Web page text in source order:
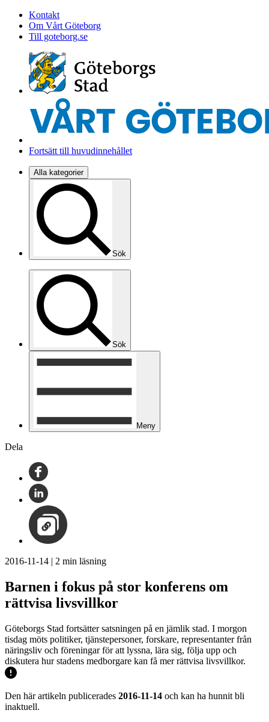
Kontakt
Om Vårt Göteborg
Till goteborg.se
Fortsätt till huvudinnehållet
Alla kategorier
Sök
Sök
Meny
Dela
2016-11-14 | 2 min läsning
Barnen i fokus på stor konferens om
rättvisa livsvillkor
Göteborgs Stad fortsätter satsningen på en jämlik stad. I morgon
tisdag möts politiker, tjänstepersoner, forskare, representanter från
näringsliv och föreningar för att lyssna, lära sig, följa upp och
diskutera hur stadens medborgare kan få mer rättvisa livsvillkor.
Den här artikeln publicerades 2016-11-14 och kan ha hunnit bli
inaktuell.